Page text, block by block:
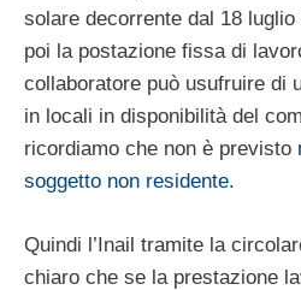
solare decorrente dal 18
poi la postazione fissa di
collaboratore può usufruire di
in locali in disponibilità del
ricordiamo che non è previsto
soggetto non residente.
Quindi l’Inail tramite la
chiaro che se la prestazione